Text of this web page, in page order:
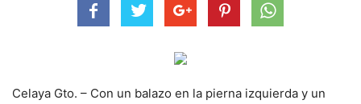
Celaya Gto. – Con un balazo en la pierna izquierda y un